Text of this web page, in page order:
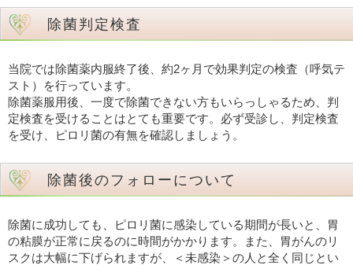
除菌判定検査
当院では除菌薬内服終了後、約2ヶ月で効果判定の検査（呼気テ
スト）を行っています。
除菌薬服用後、一度で除菌できない方もいらっしゃるため、判
定検査を受けることはとても重要です。必ず受診し、判定検査
を受け、ピロリ菌の有無を確認しましょう。
除菌後のフォローについて
除菌に成功しても、ピロリ菌に感染している期間が長いと、胃
の粘膜が正常に戻るのに時間がかかります。また、胃がんのリ
スクは大幅に下げられますが、＜未感染＞の人と全く同じとい